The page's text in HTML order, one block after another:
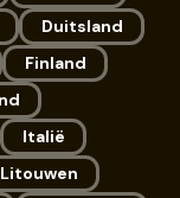
Duitsland
Finland
Italië
Litouwen